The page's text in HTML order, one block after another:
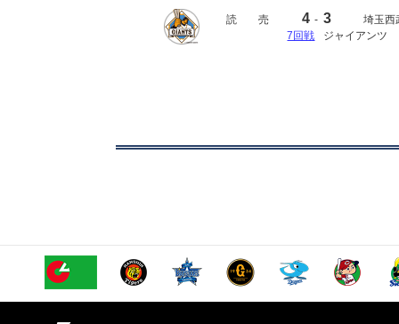
読 売 4 - 3
埼玉西
7回戦
ジャイアンツ